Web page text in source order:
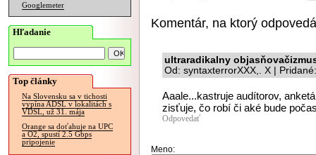
Googlemeter
Hľadanie
Top články
Na Slovensku sa v tichosti
vypína ADSL v lokalitách s
VDSL, už 31. mája
Orange sa doťahuje na UPC
a O2, spustí 2.5 Gbps
pripojenie
Komentár, na ktorý
ultraradikalny
Od: syntaxterrorXXX,. X |
Aaale...kastruje audítorov,
zisťuje, čo robí či aké bude
Odpovedať
Meno: